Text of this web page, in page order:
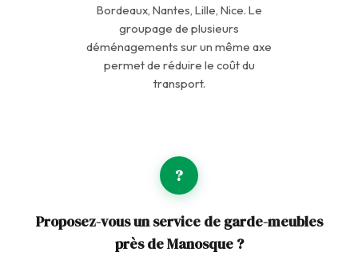
Bordeaux, Nantes, Lille, Nice. Le
groupage de plusieurs
déménagements sur un même axe
permet de réduire le coût du
transport.
?
Proposez-vous un service de garde-meubles
près de Manosque ?
Picard Assistant
Bonjour ! Je suis l'assistant de